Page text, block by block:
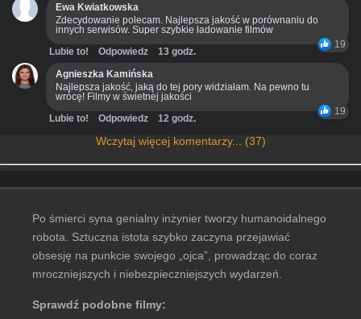
Ewa Kwiatkowska
Zdecydowanie polecam. Najlepsza jakość w porównaniu do
innych serwisów. Super szybkie ładowanie filmów
19
Lubie to! Odpowiedz
13 godz.
Agnieszka Kamińska
Najlepsza jakość, jaką do tej pory widziałam. Na pewno tu
wrócę! Filmy w świetnej jakości
19
Lubie to! Odpowiedz 12 godz.
Wczytaj więcej komentarzy... (37)
Po śmierci syna genialny inżynier tworzy humanoidalnego
robota. Sztuczna istota szybko zaczyna przejawiać
obsesję na punkcie swojego „ojca”, prowadząc do coraz
mroczniejszych i niebezpieczniejszych wydarzeń.
Sprawdź podobne filmy: